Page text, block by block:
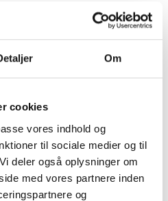
Om
cookies
vores indhold og
til sociale medier og til
deler også oplysninger om
med vores partnere inden
og
lyst
på værktøj med
er grebets farve.
og funktion er de
med rødt greb.